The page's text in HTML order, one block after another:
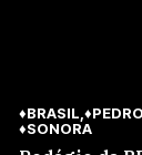
♦BRASIL
♦SONORA